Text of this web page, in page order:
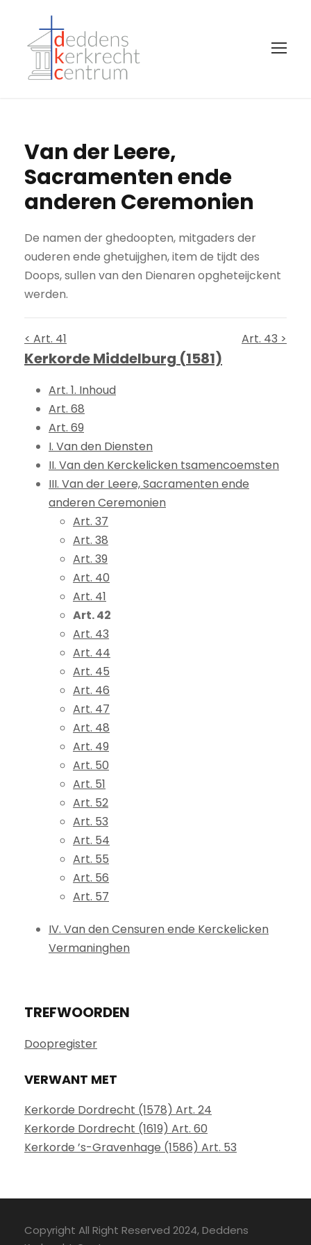
Van der Leere,
Sacramenten ende
anderen Ceremonien
De namen der ghedoopten, mitgaders der
ouderen ende ghetuijghen, item de tijdt des
Doops, sullen van den Dienaren opgheteijckent
werden.
< Art. 41 Art. 43 >
Kerkorde Middelburg (1581)
Art. 1. Inhoud
Art. 68
Art. 69
I. Van den Diensten
II. Van den Kerckelicken tsamencoemsten
III. Van der Leere, Sacramenten ende
anderen Ceremonien
Art. 37
Art. 38
Art. 39
Art. 40
Art. 41
Art. 42
Art. 43
Art. 44
Art. 45
Art. 46
Art. 47
Art. 48
Art. 49
Art. 50
Art. 51
Art. 52
Art. 53
Art. 54
Art. 55
Art. 56
Art. 57
IV. Van den Censuren ende Kerckelicken
Vermaninghen
TREFWOORDEN
Doopregister
VERWANT MET
Kerkorde Dordrecht (1578) Art. 24
Kerkorde Dordrecht (1619) Art. 60
Kerkorde ’s-Gravenhage (1586) Art. 53
Copyright All Right Reserved 2024, Deddens